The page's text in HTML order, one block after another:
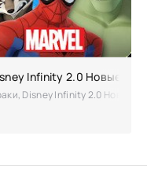
игра, в которой вы
Infinity 2.0 Новые
Disney Infinity 2.0 Новые